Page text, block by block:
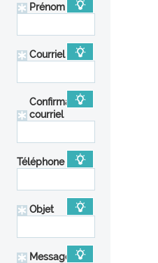
Prénom
Courriel
Confirmation
courriel
Téléphone
Objet
Message